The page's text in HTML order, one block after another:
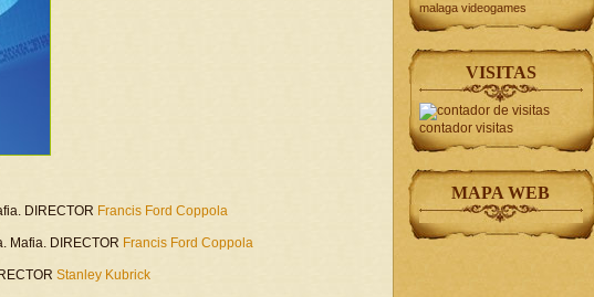
DIRECTOR Francis Ford Coppola
Mafia. DIRECTOR Francis Ford Coppola
Stanley Kubrick
malaga videogames
VISITAS
contador visitas
MAPA WEB